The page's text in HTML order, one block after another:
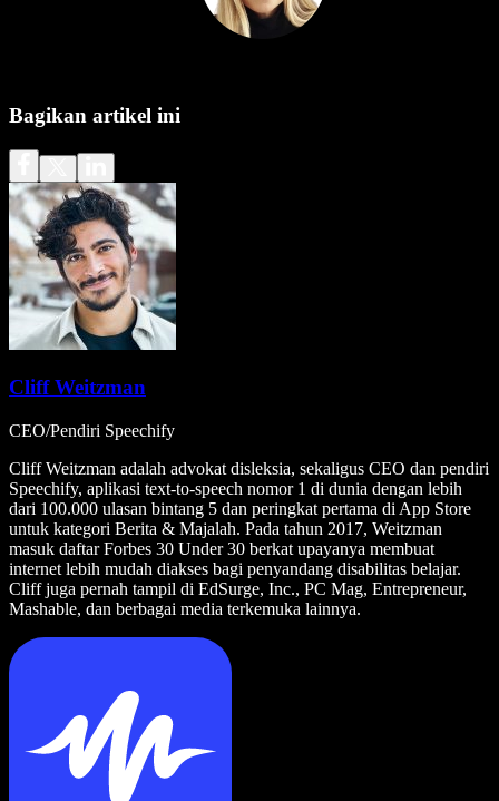
Bagikan artikel ini
Cliff Weitzman
CEO/Pendiri Speechify
Cliff Weitzman adalah advokat disleksia, sekaligus CEO dan pendiri
Speechify, aplikasi text-to-speech nomor 1 di dunia dengan lebih
dari 100.000 ulasan bintang 5 dan peringkat pertama di App Store
untuk kategori Berita & Majalah. Pada tahun 2017, Weitzman
masuk daftar Forbes 30 Under 30 berkat upayanya membuat
internet lebih mudah diakses bagi penyandang disabilitas belajar.
Cliff juga pernah tampil di EdSurge, Inc., PC Mag, Entrepreneur,
Mashable, dan berbagai media terkemuka lainnya.